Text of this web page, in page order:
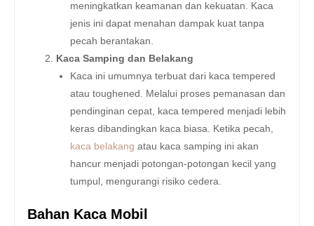
meningkatkan keamanan dan kekuatan. Kaca
jenis ini dapat menahan dampak kuat tanpa
pecah berantakan.
Kaca Samping dan Belakang
Kaca ini umumnya terbuat dari kaca tempered
atau toughened. Melalui proses pemanasan dan
pendinginan cepat, kaca tempered menjadi lebih
keras dibandingkan kaca biasa. Ketika pecah,
kaca belakang atau kaca samping ini akan
hancur menjadi potongan-potongan kecil yang
tumpul, mengurangi risiko cedera.
Bahan Kaca Mobil